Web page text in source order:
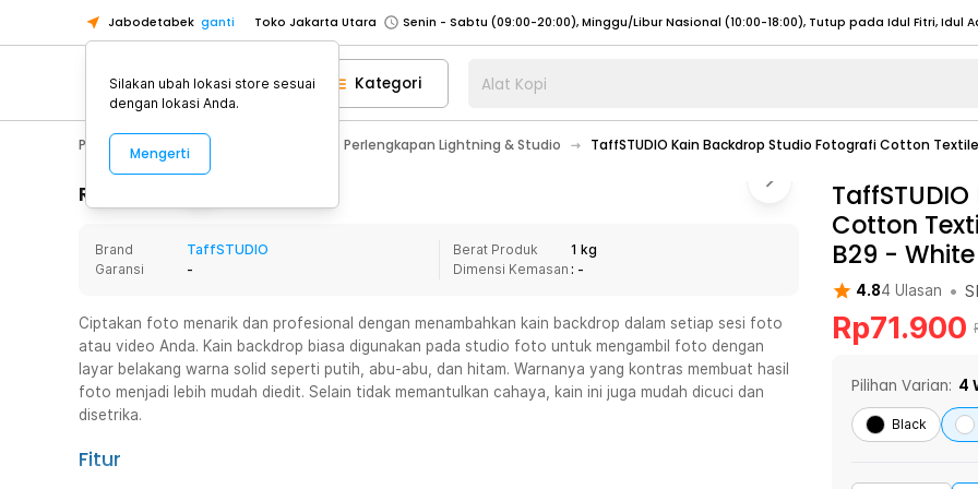
Jabodetabek ganti Toko Jakarta Utara
Toko Tangerang
Toko Cikupa
Pick n Go Jakarta Barat
Senin - Jumat (07:00 - 20:00), Sabtu - Minggu (08:00 - 20:00), Tutup pada Idul Fitri
Pick n Go Bekasi
Senin - Jumat (08:00 - 20:00), Sabtu - Minggu/ Libur Nasional (08:00 - 17:00) Selengkapnya
Senin - Jumat (08:00 - 20:00), Sabtu - Minggu/ Libur Nasional (08:00 - 17:00) Selengkapnya
Senin - Sabtu (09:00-20:00), Minggu/Libur Nasional (12:00-20:00), Tutup pada Idul Fitri
Toko Jakarta Barat
Senin - Sabtu (09:00-20:00), Minggu/Libur Nasional (12:00-20:00), Tutup pada Idul Fitri
Toko Tangerang
Toko Cikupa
Pick n Go Jakarta Barat
Senin - Jumat (07:00 - 20:00), Sabtu - Minggu (08:00 - 20:00), Tutup pada Idul Fitri
Senin - Jumat (08:00 - 20:00), Sabtu - Minggu/ Libur Nasional (08:00 - 17:00) Selengkapnya
Kategori Alat Kopi
Photography Aksesoris Kamera Perlengkapan Lightning & Studio TaffSTUDIO Kain Backdrop Studio Fotografi Cotton
Rincian Produk
Brand
TaffSTUDIO
Garansi
-
Berat Produk
1 kg
Dimensi Kemasan : -
Ciptakan foto menarik dan profesional dengan menambahkan kain backdrop dalam setiap sesi foto
atau video Anda. Kain backdrop biasa digunakan pada studio foto untuk mengambil foto dengan
layar belakang warna solid seperti putih, abu-abu, dan hitam. Warnanya yang kontras membuat hasil
foto menjadi lebih mudah diedit. Selain tidak memantulkan cahaya, kain ini juga mudah dicuci dan
disetrika.
Fitur
Cotton
B29 - White
4.84 Ulasan •
Rp71.900
Pilihan Varian: 4
Black
Silakan ubah lokasi store sesuai
dengan lokasi Anda.
Mengerti